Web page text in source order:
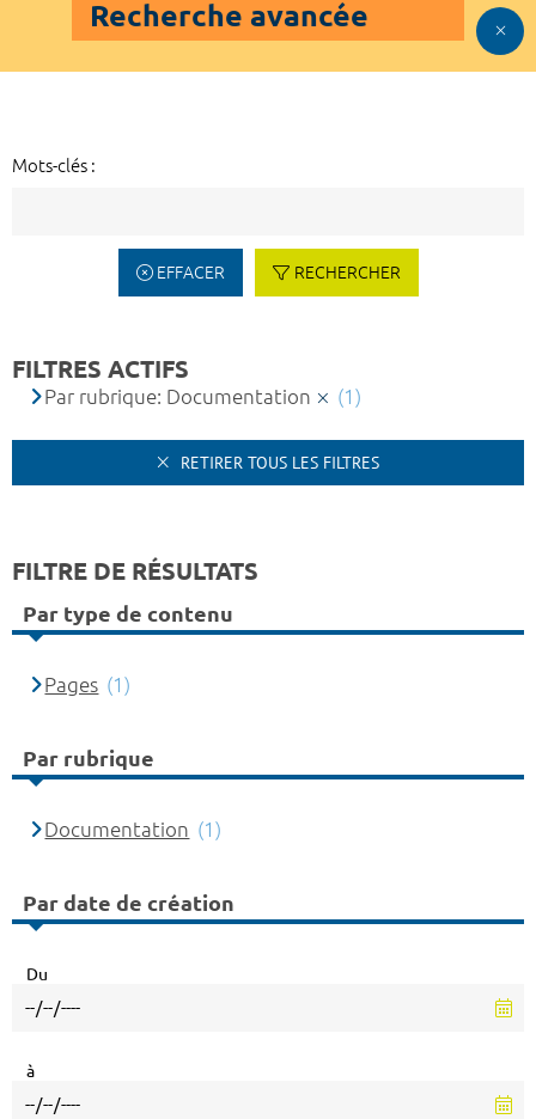
Recherche avancée
Mots-clés :
EFFACER RECHERCHER
FILTRES ACTIFS
Par rubrique: Documentation (1)
RETIRER TOUS LES FILTRES
FILTRE DE RÉSULTATS
Par type de contenu
Pages (1)
Par rubrique
Documentation (1)
Par date de création
Du
à